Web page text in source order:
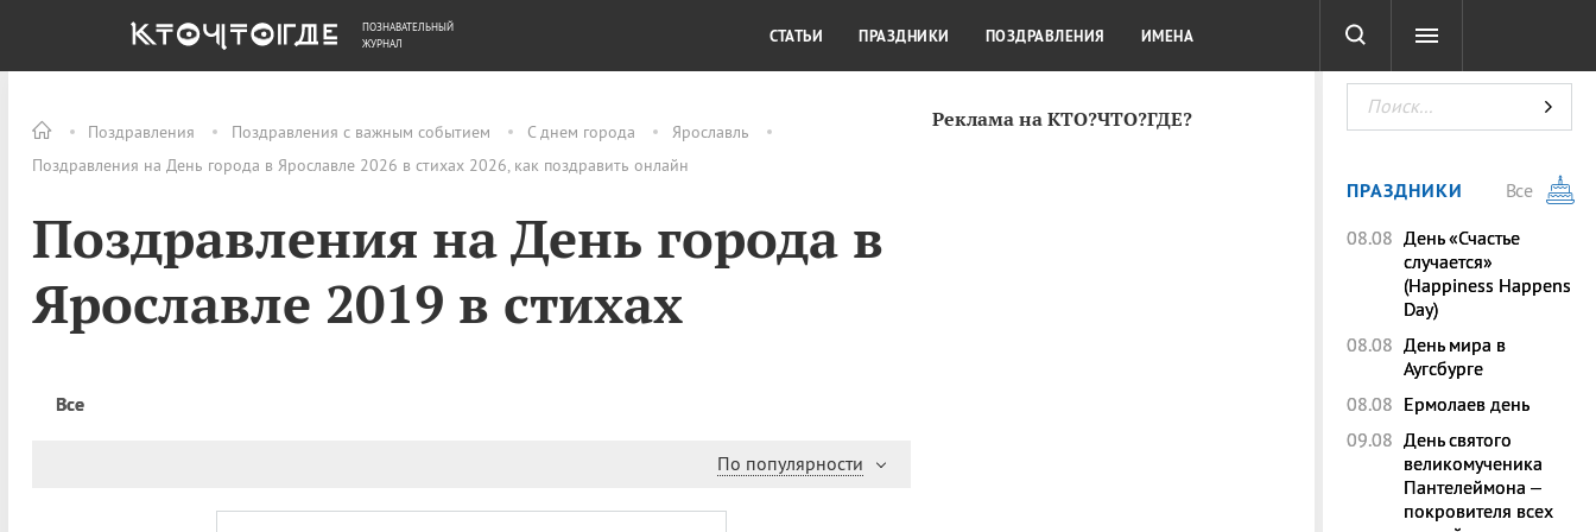
Поздравления Поздравления с важным событием С днем города
Ярославль
Поздравления на День города в Ярославле 2026 в стихах 2026, как поздравить онлайн
Поздравления на День города в
Ярославле 2019 в стихах
Все
По популярности
Реклама на КТО?ЧТО?ГДЕ?
ОБЩЕСТВО ДЕНЬГИ КУЛЬТУРА КРАСОТА ТЕСТЫ
ПОЗНАВАТЕЛЬНЫЙ
ЖУРНАЛ
СТАТЬИ ПРАЗДНИКИ ПОЗДРАВЛЕНИЯ ИМЕНА
ПРАЗДНИКИ
Все
08.08 День «Счастье
случается»
(Happiness Happens
Day)
08.08 День мира в
Аугсбурге
08.08 Ермолаев день
09.08 День святого
великомученика
Пантелеймона –
покровителя всех